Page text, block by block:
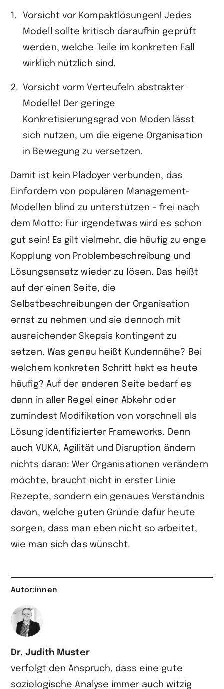
Vorsicht vor Kompaktlösungen! Jedes
Modell sollte kritisch daraufhin geprüft
werden, welche Teile im konkreten Fall
wirklich nützlich sind.
Vorsicht vorm Verteufeln abstrakter
Modelle! Der geringe
Konkretisierungsgrad von Moden lässt
sich nutzen, um die eigene Organisation
in Bewegung zu versetzen.
Damit ist kein Plädoyer verbunden, das
Einfordern von populären Management-
Modellen blind zu unterstützen – frei nach
dem Motto: Für irgendetwas wird es schon
gut sein! Es gilt vielmehr, die häufig zu enge
Kopplung von Problembeschreibung und
Lösungsansatz wieder zu lösen. Das heißt
auf der einen Seite, die
Selbstbeschreibungen der Organisation
ernst zu nehmen und sie dennoch mit
ausreichender Skepsis kontingent zu
setzen. Was genau heißt Kundennähe? Bei
welchem konkreten Schritt hakt es heute
häufig? Auf der anderen Seite bedarf es
dann in aller Regel einer Abkehr oder
zumindest Modifikation von vorschnell als
Lösung identifizierter Frameworks. Denn
auch VUKA, Agilität und Disruption ändern
nichts daran: Wer Organisationen verändern
möchte, braucht nicht in erster Linie
Rezepte, sondern ein genaues Verständnis
davon, welche guten Gründe dafür heute
sorgen, dass man eben nicht so arbeitet,
wie man sich das wünscht.
Autor:innen
Dr. Judith Muster
verfolgt den Anspruch, dass eine gute
soziologische Analyse immer auch witzig